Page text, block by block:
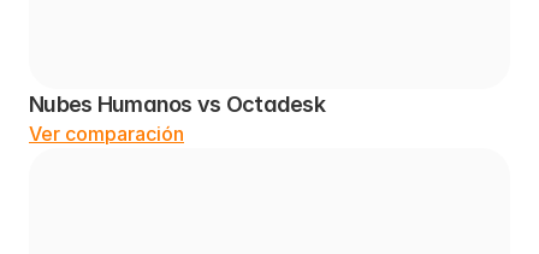
Nubes Humanos vs Octadesk
Ver comparación